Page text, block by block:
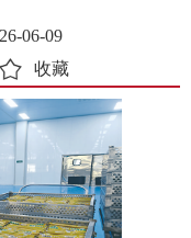
06-09
收藏